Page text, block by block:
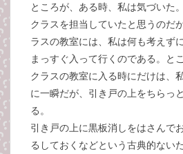
ところが、ある時、私は気づいた
クラスを担当していたと思うのだ
ラスの教室には、私は何も考えず
まっすぐ入って行くのである。と
クラスの教室に入る時にだけは
に一瞬だが、引き戸の上をちらっ
る。
引き戸の上に黒板消しをはさんで
るしておくなどという古典的ない